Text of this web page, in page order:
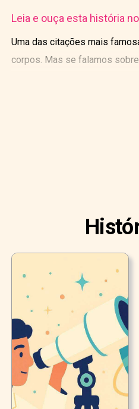
Leia e ouça esta história
Uma das citações mais
corpos. Mas se falamos